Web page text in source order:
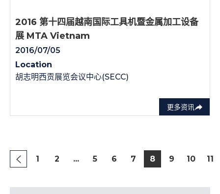
更多资讯
2016 第十四届越南国际工具机暨金属加工设备
展 MTA Vietnam
2016/07/05
Location
胡志明西贡展览会议中心(SECC)
1 2 ... 5 6 7 8 9 10 11